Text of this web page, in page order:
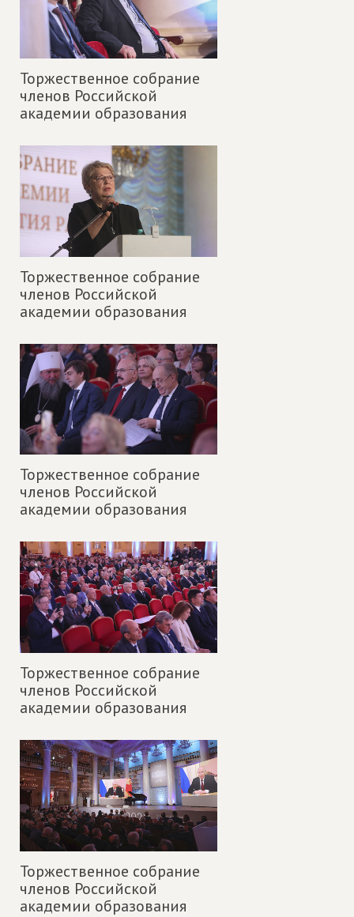
Торжественное собрание
членов Российской
академии образования
Торжественное собрание
членов Российской
академии образования
Торжественное собрание
членов Российской
академии образования
Торжественное собрание
членов Российской
академии образования
Торжественное собрание
членов Российской
академии образования